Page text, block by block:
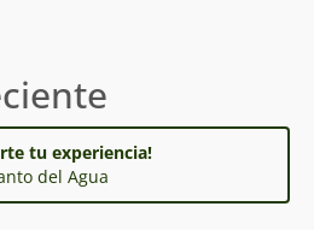
tu experiencia!
del Agua